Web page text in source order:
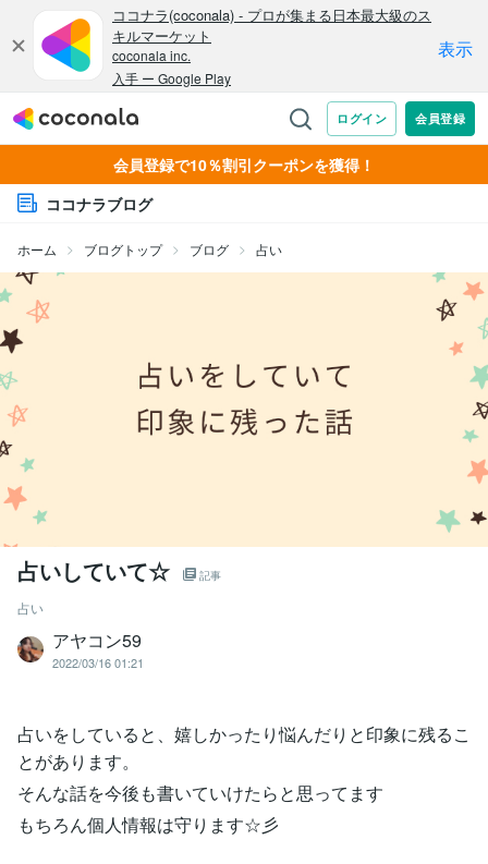
会員登録で10％割引クーポンを獲得！
ココナラブログ
ホーム ブログトップ ブログ 占い
占いしていて☆ 記事
占い
アヤコン59
2022/03/16 01:21
占いをしていると、嬉しかったり悩んだりと印象に残るこ
とがあります。
そんな話を今後も書いていけたらと思ってます
もちろん個人情報は守ります☆彡